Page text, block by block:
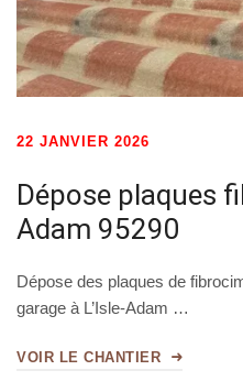
22 JANVIER 2026
Dépose plaques
Adam 95290
Dépose des plaques de
garage à L’Isle-Adam …
VOIR LE CHANTIER